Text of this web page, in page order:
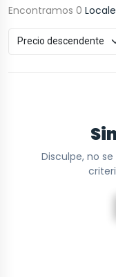
Encontramos 0
Disculpe, no